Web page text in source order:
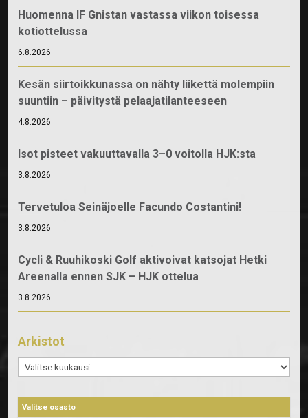
Huomenna IF Gnistan vastassa viikon toisessa
kotiottelussa
6.8.2026
Kesän siirtoikkunassa on nähty liikettä molempiin
suuntiin – päivitystä pelaajatilanteeseen
4.8.2026
Isot pisteet vakuuttavalla 3–0 voitolla HJK:sta
3.8.2026
Tervetuloa Seinäjoelle Facundo Costantini!
3.8.2026
Cycli & Ruuhikoski Golf aktivoivat katsojat Hetki
Areenalla ennen SJK – HJK ottelua
3.8.2026
Arkistot
Arkistot